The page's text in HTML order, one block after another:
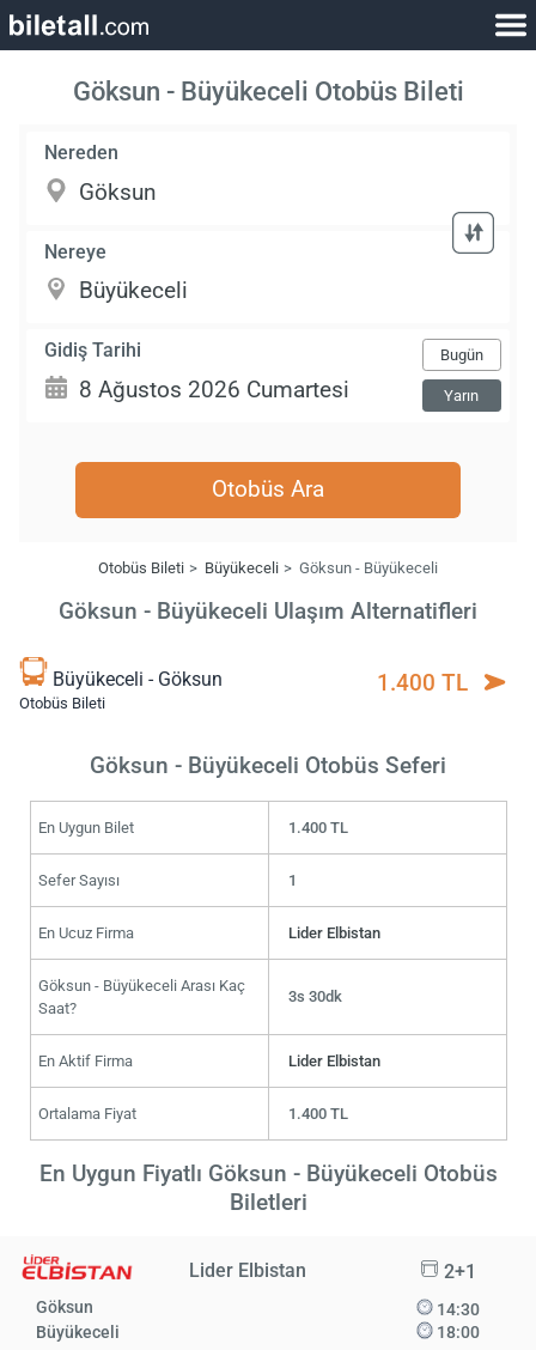
Göksun - Büyükeceli Otobüs Bileti
Nereden
Nereye
Gidiş Tarihi Bugün
Yarın
Otobüs Ara
Otobüs Bileti Büyükeceli Göksun - Büyükeceli
Göksun - Büyükeceli Ulaşım Alternatifleri
Büyükeceli - Göksun
Otobüs Bileti
1.400 TL
Göksun - Büyükeceli Otobüs Seferi
En Uygun Bilet 1.400 TL
Sefer Sayısı 1
En Ucuz Firma Lider Elbistan
Göksun - Büyükeceli Arası Kaç
Saat?
3s 30dk
En Aktif Firma Lider Elbistan
Ortalama Fiyat 1.400 TL
En Uygun Fiyatlı Göksun - Büyükeceli Otobüs
Biletleri
Lider Elbistan 2+1
Göksun
Büyükeceli
14:30
18:00